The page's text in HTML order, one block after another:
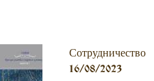
Сотрудничество
16/08/2023